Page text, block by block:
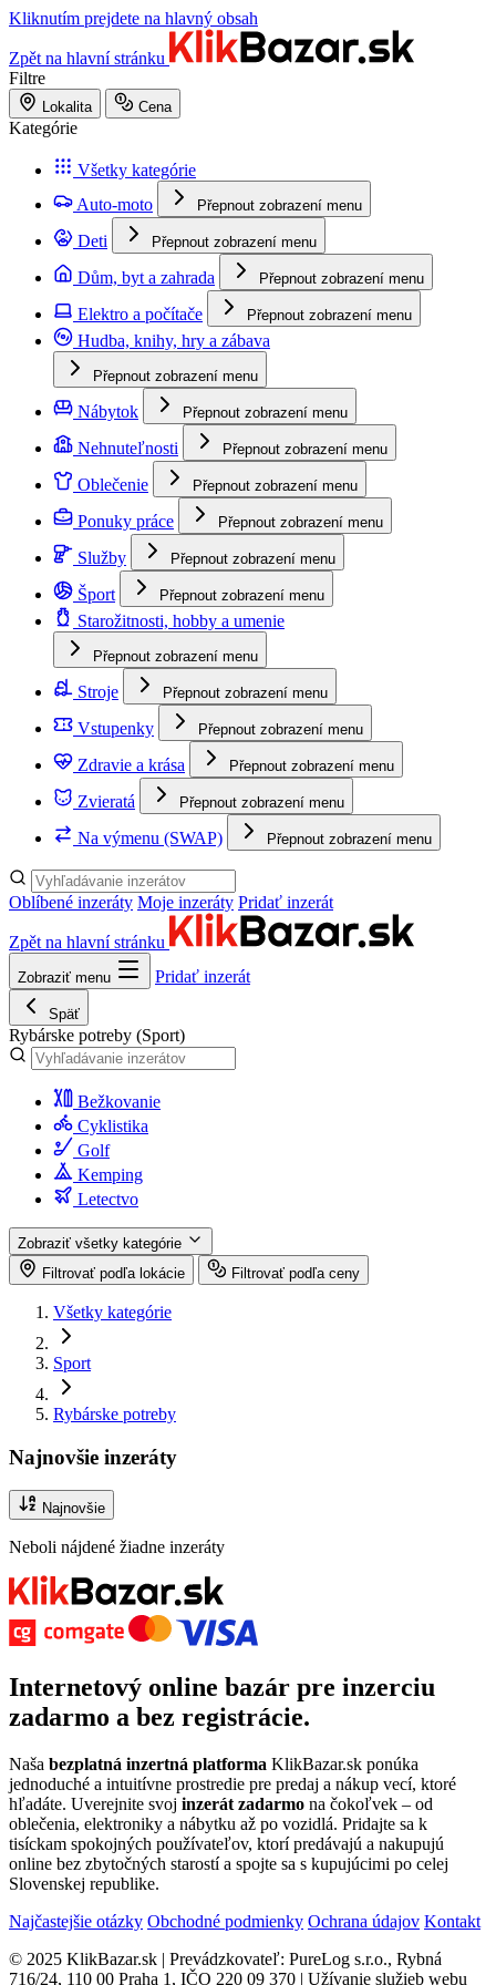
Kliknutím prejdete na hlavný obsah
Zpět na hlavní stránku
Filtre
Lokalita Cena
Kategórie
Všetky kategórie
Auto-moto
Přepnout zobrazení menu
Deti Přepnout zobrazení menu
Dům, byt a zahrada Přepnout zobrazení menu
Elektro a počítače Přepnout zobrazení menu
Hudba, knihy, hry a zábava
Přepnout zobrazení menu
Nábytok Přepnout zobrazení menu
Nehnuteľnosti Přepnout zobrazení menu
Oblečenie Přepnout zobrazení menu
Ponuky práce Přepnout zobrazení menu
Služby Přepnout zobrazení menu
Šport Přepnout zobrazení menu
Starožitnosti, hobby a umenie
Přepnout zobrazení menu
Stroje Přepnout zobrazení menu
Vstupenky Přepnout zobrazení menu
Zdravie a krása Přepnout zobrazení menu
Zvieratá Přepnout zobrazení menu
Na výmenu (SWAP) Přepnout zobrazení menu
Oblíbené inzeráty Moje inzeráty Pridať inzerát
Zpět na hlavní stránku
Zobraziť menu Pridať inzerát
Späť
Rybárske potreby (Sport)
Bežkovanie
Cyklistika
Golf
Kemping
Letectvo
Zobraziť všetky kategórie
Filtrovať podľa lokácie
Filtrovať podľa ceny
Všetky kategórie
Sport
Rybárske potreby
Najnovšie inzeráty
Najnovšie
Neboli nájdené žiadne inzeráty
Internetový online bazár pre inzerciu
zadarmo a bez registrácie.
Naša bezplatná inzertná platforma KlikBazar.sk ponúka
jednoduché a intuitívne prostredie pre predaj a nákup vecí, ktoré
hľadáte. Uverejnite svoj inzerát zadarmo na čokoľvek – od
oblečenia, elektroniky a nábytku až po vozidlá. Pridajte sa k
tisíckam spokojných používateľov, ktorí predávajú a nakupujú
online bez zbytočných starostí a spojte sa s kupujúcimi po celej
Slovenskej republike.
Najčastejšie otázky Obchodné podmienky Ochrana údajov Kontakt
© 2025 KlikBazar.sk | Prevádzkovateľ: PureLog s.r.o., Rybná
716/24, 110 00 Praha 1, IČO 220 09 370 | Užívanie služieb webu